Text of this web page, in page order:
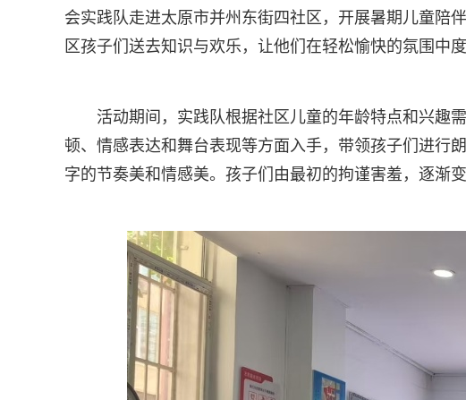
会实践队走进太原市并州东街四社区，开展暑期儿童陪
区孩子们送去知识与欢乐，让他们在轻松愉快的氛围中度
活动期间，实践队根据社区儿童的年龄特点和兴趣
顿、情感表达和舞台表现等方面入手，带领孩子们进行
字的节奏美和情感美。孩子们由最初的拘谨害羞，逐渐